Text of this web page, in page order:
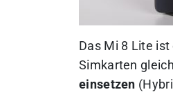
Das Mi 8 Lite ist
Simkarten
einsetzen